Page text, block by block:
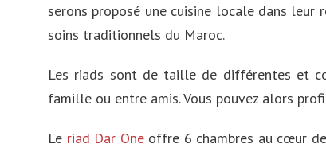
serons proposé une cuisine locale dans
soins traditionnels du Maroc.
Les riads sont de taille de différentes et
famille ou entre amis. Vous pouvez alors
Le riad Dar Oneoffre 6 chambres au cœur de